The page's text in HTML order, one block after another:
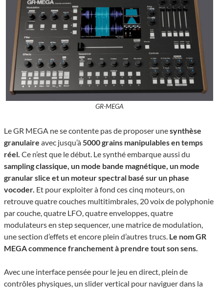
GR-MEGA
Le GR MEGA ne se contente pas de proposer unesynthèse
granulaire avec jusqu’à5000 grains manipulables en temps
réel. Ce n’est que le début. Le synthé embarque aussi du
sampling classique, un mode bande magnétique, un mode
granular slice et un moteur spectral basé sur un phase
vocoder. Et pour exploiter à fond ces cinq moteurs, on
retrouve quatre couches multitimbrales, 20 voix de polyphonie
par couche, quatre LFO, quatre enveloppes, quatre
modulateurs en step sequencer, une matrice de modulation,
une section d’effets et encore plein d’autres trucs. Le nom GR
MEGA commence franchement à prendre tout son sens.
Avec une interface pensée pour le jeu en direct, plein de
contrôles physiques, un slider vertical pour naviguer dans la